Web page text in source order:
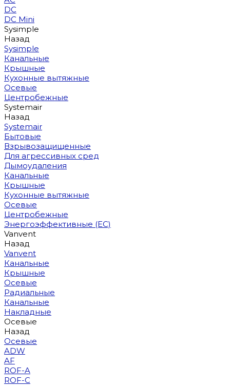
DC
DC Mini
Sysimple
Назад
Sysimple
Канальные
Крышные
Кухонные вытяжные
Осевые
Центробежные
Systemair
Назад
Systemair
Бытовые
Взрывозащищенные
Для агрессивных сред
Дымоудаления
Канальные
Крышные
Кухонные вытяжные
Осевые
Центробежные
Энергоэффективные (EC)
Vanvent
Назад
Vanvent
Канальные
Крышные
Осевые
Радиальные
Канальные
Накладные
Осевые
Назад
Осевые
ADW
AF
ROF-A
ROF-C